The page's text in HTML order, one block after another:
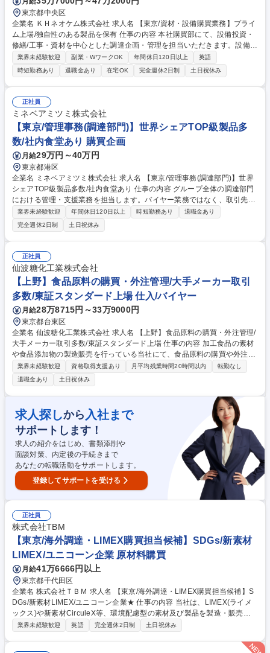
東京都中央区
企業名 ＫＨネオケム株式会社 求人名 【東京/資材・設備購買業務】プライ
ム上場/独自性のある製品を保有 仕事の内容 本社購買部にて、設備投資・
修繕/工事・資材を中心とした調達企画・管理を担当いただきます。設備導
入や設備仕様の理解を活かし、社内関係部署と連携しながら最適な設備・
工事・資材の調達を推進いただきます。 ■設備投資・修繕／工事・資材の
調達（調達方針策定、ベンダー選定、価格・契約交渉、社内調整） ■設備
導入部門と連携した設備・工事仕様の確認、調達推進 ■副原料・触媒・消
耗品の調達管理（サプライヤ評価、コスト最適化、BCP対応） ■調達企
画・ガバナンス（購買プロセス改善、新規サプライヤ開拓、コスト・品
質・納期を考慮した調達改善、コンプライアンス・CSR調達の推進） 募
集職種 【東京/資材・設備購買業務】プライム上場/独自性のある製品を保
有
業界未経験歓迎 副業・WワークOK 年間休日120日以上
英語
時短勤務あり
退職金あり 在宅OK 完全週休2日制 土日祝休み
正社員
ミネベアミツミ株式会社
【東京/管理事務(調達部門)】世界シェアTOP級製品多
数/社内食堂あり 購買企画
月給29万円～40万円
東京都港区
企業名 ミネベアミツミ株式会社 求人名 【東京/管理事務(調達部門)】世界
シェアTOP級製品多数/社内食堂あり 仕事の内容 グループ全体の調達部門
における管理・支援業務を担当します。バイヤー業務ではなく、取引先や
契約の管理、取適法・独占禁止法等のコンプライアンス対応、CSR推進な
ど多岐にわたる本部機能業務をお任せします。 【詳細】■取引先情報管
理、および取引基本契約管理業務■取適法、独占禁止法など行政・コンプ
ライアンス対応業務(法改正のグループ内周知、自主監査、立ち入り監査
対応等)■CSR関連業務(CSR調達ガイドラインの改訂、サプライチェーン
への遵守要求、客先からの調査対応等)■業務規程の管理■取引先信用調査
とグループ内情報共有■社内教育用教材の作成と受講管理■会議体運営と議
事作成 募集職種 【東京/管理事務(調達部門)】世界シェアTOP級製品多数/
社内食堂あり
業界未経験歓迎 年間休日120日以上 時短勤務あり
退職金あり
完全週休2日制
土日祝休み
正社員
仙波糖化工業株式会社
【上野】食品原料の購買・外注管理/大手メーカー取引
多数/東証スタンダード上場 仕入/バイヤー
月給28万8715円～33万9000円
東京都台東区
企業名 仙波糖化工業株式会社 求人名 【上野】食品原料の購買・外注管理/
大手メーカー取引多数/東証スタンダード上場 仕事の内容 加工食品の素材
や食品添加物の製造販売を行っている当社にて、食品原料の購買や外注管
理業務をお任せいたします 。未経験からでも段階的に業務を学び、調達の
プロフェッショナルを目指すことができる環境です 。 購買・外注管理の
コア担当として、食品原料や各種製品・部品の発注からトータルにお任せ
します 。■製品や部品の発注業務、日々の徹底した納期管理、仕入れ先と
のコスト交渉 ■生産工場監査をはじめとする品質管理業務への臨機応変な
対応と検証 ■既存システムを中心とした調達部門内の業務効率化、および
仕組み化の推進 ■資材の需給バランスに応じた適切な在庫の管理【業務内
容の変更範囲】当社の指定する業務 募集職種 【上野】食品原料の購買・
外注管理/大手メーカー取引多数/東証スタンダード上場
業界未経験歓迎 資格取得支援あり 月平均残業時間20時間以内
転勤なし
退職金あり
土日祝休み
求人探しから 入社まで
サポートします！
求人の紹介をはじめ、書類添削や
面談対策、内定後の手続きまで
あなたの転職活動をサポートします。
登録してサポートを受ける
正社員
株式会社TBM
【東京/海外調達・LIMEX購買担当候補】SDGs/新素材
LIMEX/ユニコーン企業 原材料購買
月給41万6666円以上
東京都千代田区
企業名 株式会社ＴＢＭ 求人名 【東京/海外調達・LIMEX購買担当候補】S
DGs/新素材LIMEX/ユニコーン企業★ 仕事の内容 当社は、LIMEX(ライメ
ックス)や新素材CirculeX等、環境配慮型の素材及び製品を製造・販売しS
DGsに貢献するユニコーン企業です。そんな当社にて《海外調達・購買担
の海外調達や購買戦略の策定、委託先選定、国内外の輸送手配などサプラ
業界未経験歓迎 英語 完全週休2日制 土日祝休み